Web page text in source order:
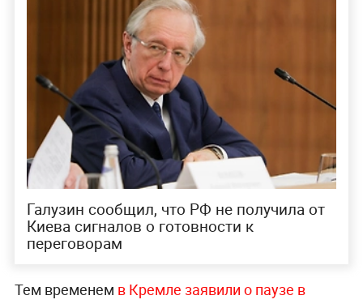
Галузин сообщил, что РФ не получила от
Киева сигналов о готовности к
переговорам
Тем временем в Кремле заявили о паузе в